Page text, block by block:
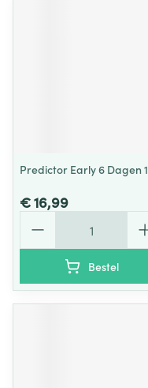
Predictor Early 6 Dagen 1
€ 16,99
Bestel